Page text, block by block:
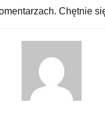
Chętnie